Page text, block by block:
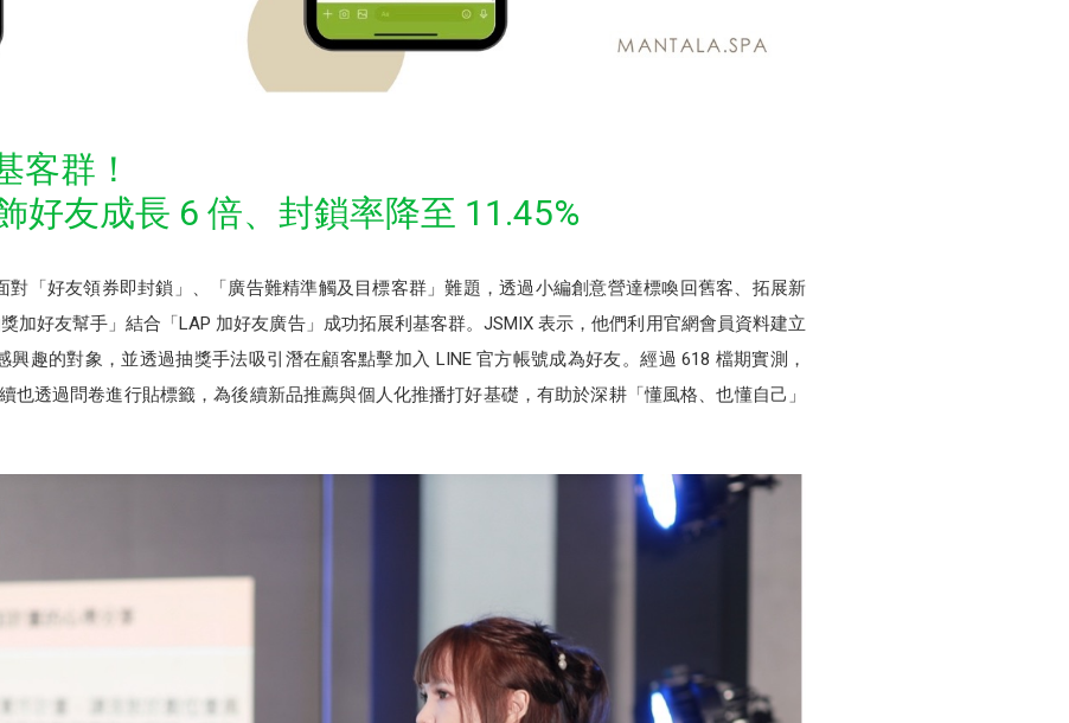
客群！
好友成長 6 倍、封鎖率降至 11.45%
對「好友領券即封鎖」、「廣告難精準觸及目標客群」難題，透過小編創意營達標喚回舊客、拓展新
加好友幫手」結合「LAP 加好友廣告」成功拓展利基客群。JSMIX 表示，他們利用官網會員資料建立
趣的對象，並透過抽獎手法吸引潛在顧客點擊加入 LINE 官方帳號成為好友。經過 618 檔期實測，
也透過問卷進行貼標籤，為後續新品推薦與個人化推播打好基礎，有助於深耕「懂風格、也懂自己」